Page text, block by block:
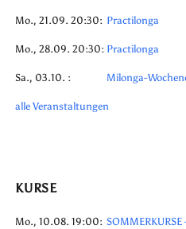
Mo., 21.09. 20:30: Practilonga
Mo., 28.09. 20:30: Practilonga
Sa., 03.10. : Milonga-
alle Veranstaltungen
KURSE
Mo., 10.08. 19:00: